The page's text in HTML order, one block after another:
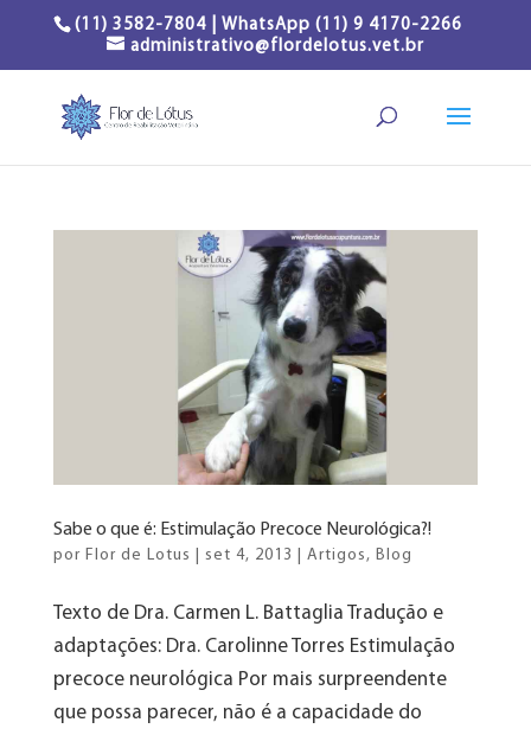
(11) 3582-7804 | WhatsApp (11) 9 4170-2266
administrativo@flordelotus.vet.br
Sabe o que é: Estimulação Precoce Neurológica?!
por Flor de Lotus set 4, 2013 Artigos, Blog
Texto de Dra. Carmen L. Battaglia Tradução e
adaptações: Dra. Carolinne Torres Estimulação
precoce neurológica Por mais surpreendente
que possa parecer, não é a capacidade do